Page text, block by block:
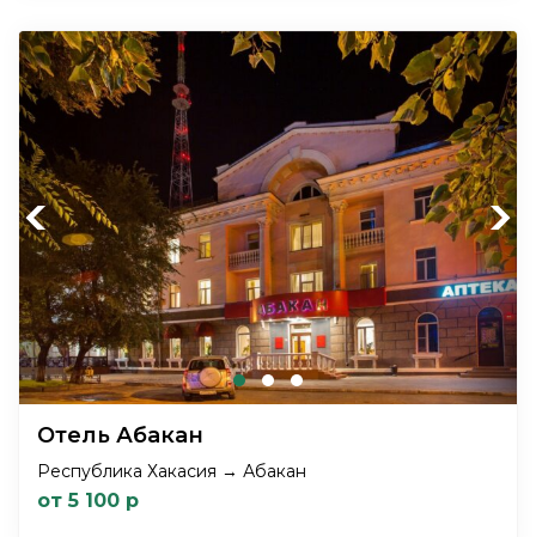
Previous Next
Отель Абакан
Республика Хакасия → Абакан
от 5 100 р